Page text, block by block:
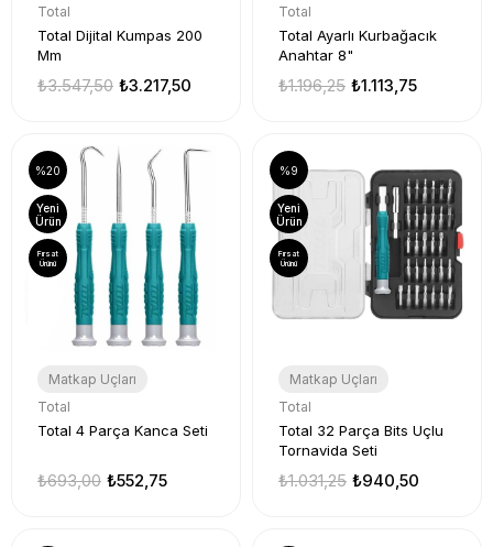
Total
Total Dijital Kumpas 200
Mm
₺3.217,50
₺3.547,50
Total
Total Ayarlı Kurbağacık
Anahtar 8"
₺1.113,75
₺1.196,25
Matkap Uçları
Total
Total 4 Parça Kanca Seti
₺552,75
₺693,00
%20
Yeni
Ürün
Fırsat
Ürünü
Matkap Uçları
Total
Total 32 Parça Bits Uçlu
Tornavida Seti
₺940,50
₺1.031,25
%9
Yeni
Ürün
Fırsat
Ürünü